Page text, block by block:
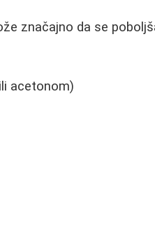
značajno da se
acetonom)